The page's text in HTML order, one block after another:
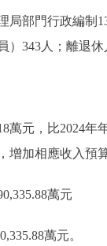
門行政編制
）343人；離退
元，比2024年
增加相應收入預
萬元
萬元。